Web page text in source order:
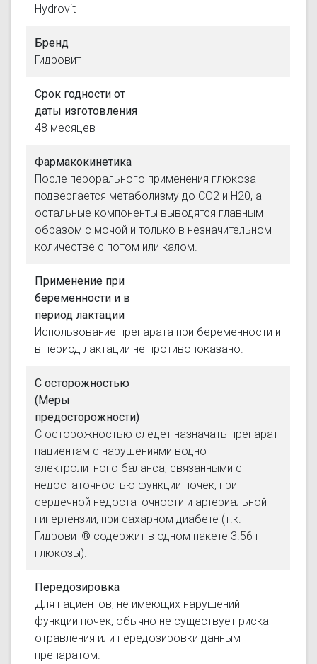
Hydrovit
Бренд
Гидровит
Срок годности от
даты изготовления
48 месяцев
Фармакокинетика
После перорального применения глюкоза
подвергается метаболизму до СО2 и Н20, а
остальные компоненты выводятся главным
образом с мочой и только в незначительном
количестве с потом или калом.
Применение при
беременности и в
период лактации
Использование препарата при беременности и
в период лактации не противопоказано.
С осторожностью
(Меры
предосторожности)
С осторожностью следет назначать препарат
пациентам с нарушениями водно-
электролитного баланса, связанными с
недостаточностью функции почек, при
сердечной недостаточности и артериальной
гипертензии, при сахарном диабете (т.к.
Гидровит® содержит в одном пакете 3.56 г
глюкозы).
Передозировка
Для пациентов, не имеющих нарушений
функции почек, обычно не существует риска
отравления или передозировки данным
препаратом.